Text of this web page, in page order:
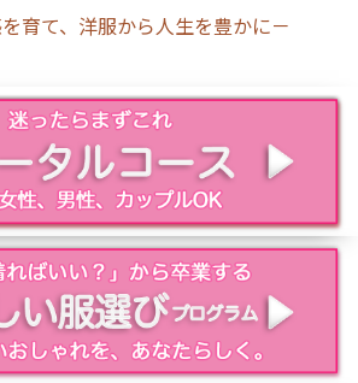
育て、洋服から人生を豊かに－